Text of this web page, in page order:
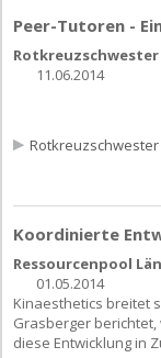
Peer-Tutoren -
Rotkreuzschwester
11.06.2014
Rotkreuzschwester
Koordinierte
Ressourcenpool
01.05.2014
Kinaesthetics breitet
Grasberger
diese Entwicklung in